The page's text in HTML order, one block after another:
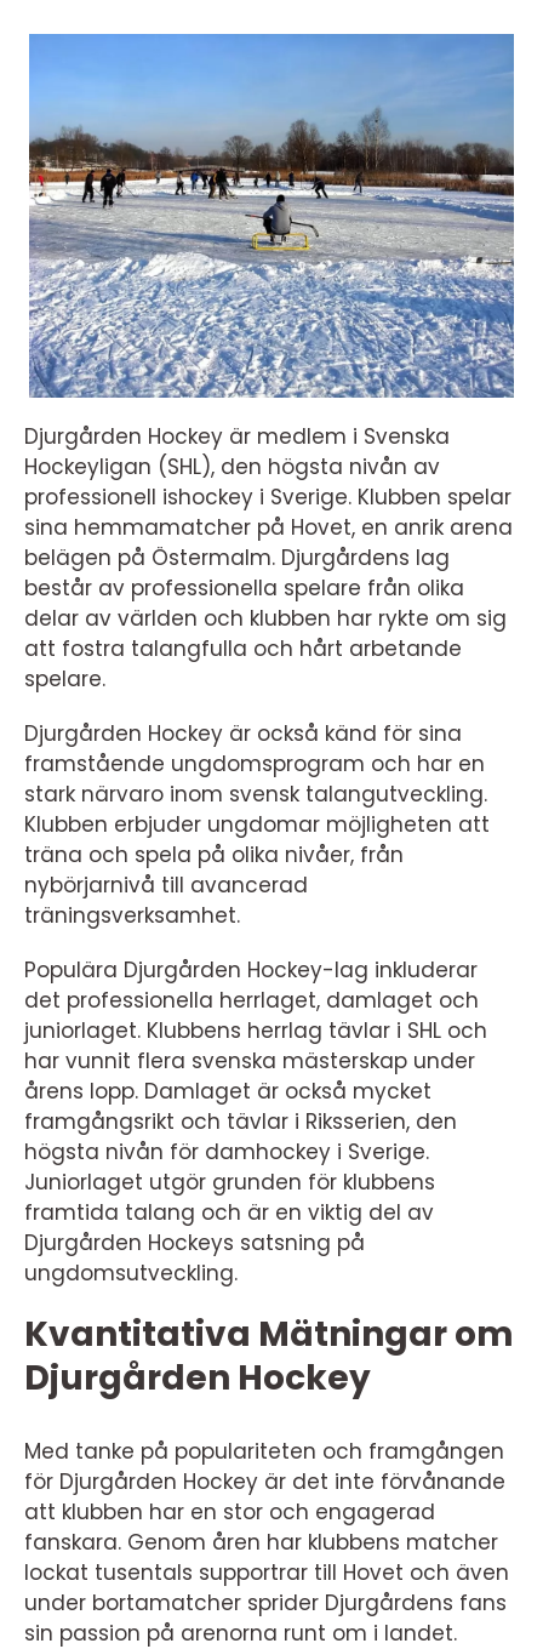
Djurgården Hockey är medlem i Svenska
Hockeyligan (SHL), den högsta nivån av
professionell ishockey i Sverige. Klubben spelar
sina hemmamatcher på Hovet, en anrik arena
belägen på Östermalm. Djurgårdens lag
består av professionella spelare från olika
delar av världen och klubben har rykte om sig
att fostra talangfulla och hårt arbetande
spelare.
Djurgården Hockey är också känd för sina
framstående ungdomsprogram och har en
stark närvaro inom svensk talangutveckling.
Klubben erbjuder ungdomar möjligheten att
träna och spela på olika nivåer, från
nybörjarnivå till avancerad
träningsverksamhet.
Populära Djurgården Hockey-lag inkluderar
det professionella herrlaget, damlaget och
juniorlaget. Klubbens herrlag tävlar i SHL och
har vunnit flera svenska mästerskap under
årens lopp. Damlaget är också mycket
framgångsrikt och tävlar i Riksserien, den
högsta nivån för damhockey i Sverige.
Juniorlaget utgör grunden för klubbens
framtida talang och är en viktig del av
Djurgården Hockeys satsning på
ungdomsutveckling.
Kvantitativa Mätningar om
Djurgården Hockey
Med tanke på populariteten och framgången
för Djurgården Hockey är det inte förvånande
att klubben har en stor och engagerad
fanskara. Genom åren har klubbens matcher
lockat tusentals supportrar till Hovet och även
under bortamatcher sprider Djurgårdens fans
sin passion på arenorna runt om i landet.